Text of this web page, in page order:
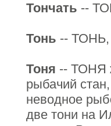
Тончать --
Тонь -- ТОНЬ,
Тоня -- ТОНЯ
рыбачий
неводное
две тони на